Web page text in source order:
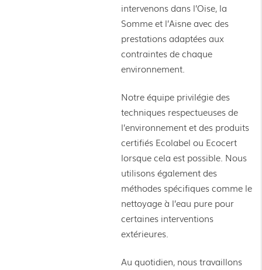
intervenons dans l’Oise, la
Somme et l’Aisne avec des
prestations adaptées aux
contraintes de chaque
environnement.
Notre équipe privilégie des
techniques respectueuses de
l’environnement et des produits
certifiés Ecolabel ou Ecocert
lorsque cela est possible. Nous
utilisons également des
méthodes spécifiques comme le
nettoyage à l’eau pure pour
certaines interventions
extérieures.
Au quotidien, nous travaillons